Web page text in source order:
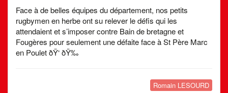
Face à de belles équipes du département, nos petits
rugbymen en herbe ont su relever le défis qui les
attendaient et s’imposer contre Bain de bretagne et
Fougères pour seulement une défaite face à St Père Marc
en Poulet ðŸ‘ ðŸ‰
Romain LESOURD